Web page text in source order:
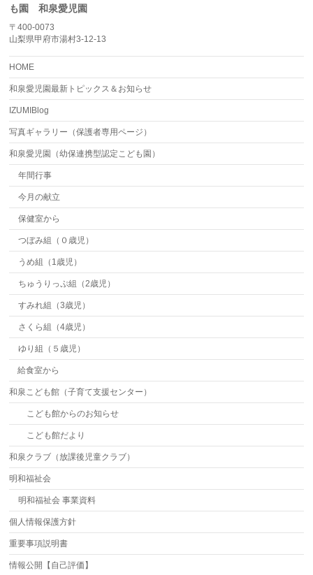
も園 和泉愛児園
〒400-0073
山梨県甲府市湯村3-12-13
HOME
和泉愛児園最新トピックス＆お知らせ
IZUMIBlog
写真ギャラリー（保護者専用ページ）
和泉愛児園（幼保連携型認定こども園）
年間行事
今月の献立
保健室から
つぼみ組（０歳児）
うめ組（1歳児）
ちゅうりっぷ組（2歳児）
すみれ組（3歳児）
さくら組（4歳児）
ゆり組（５歳児）
給食室から
和泉こども館（子育て支援センター）
こども館からのお知らせ
こども館だより
和泉クラブ（放課後児童クラブ）
明和福祉会
明和福祉会 事業資料
個人情報保護方針
重要事項説明書
情報公開【自己評価】